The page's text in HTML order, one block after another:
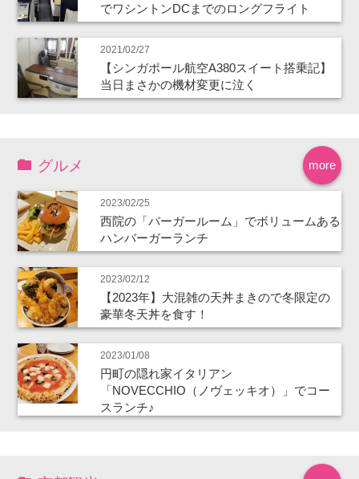
でワシントンDCまでのロングフライト
2021/02/27
【シンガポール航空A380スイート搭乗記】
当日まさかの機材変更に泣く
more
グルメ
2023/02/25
西院の「バーガールーム」でボリュームある
ハンバーガーランチ
2023/02/12
【2023年】大混雑の天丼まきので冬限定の
豪華冬天丼を食す！
2023/01/08
円町の隠れ家イタリアン
「NOVECCHIO（ノヴェッキオ）」でコー
スランチ♪